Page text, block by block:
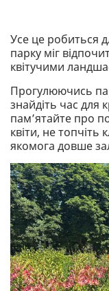
Усе це робиться
парку міг
квітучими
Прогулюючись
знайдіть час для
пам’ятайте про
квіти, не топчіть
якомога довше